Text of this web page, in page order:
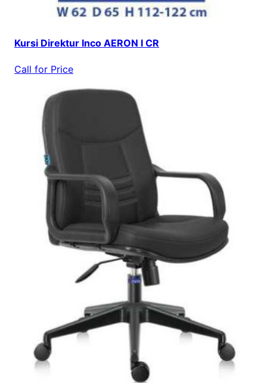
Kursi Direktur Inco AERON I CR
Call for Price